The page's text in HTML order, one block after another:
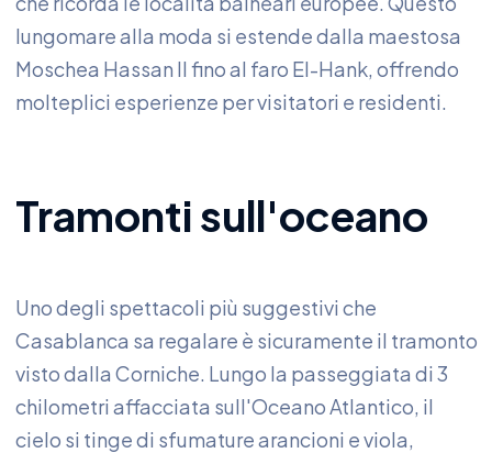
lungomare alla moda si estende dalla maestosa
Moschea Hassan II fino al faro El-Hank, offrendo
molteplici esperienze per visitatori e residenti.
Tramonti sull'oceano
Uno degli spettacoli più suggestivi che
Casablanca sa regalare è sicuramente il tramonto
visto dalla Corniche. Lungo la passeggiata di 3
chilometri affacciata sull'Oceano Atlantico, il
cielo si tinge di sfumature arancioni e viola,